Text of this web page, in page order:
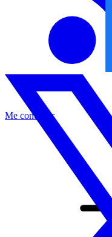
Me contacter